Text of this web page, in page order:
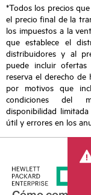
*Todos los precios
el precio final de la
los impuestos a la
que establece el
distribuidores y al
puede incluir
reserva el derecho de
por motivos que
condiciones del
disponibilidad
útil y errores en los